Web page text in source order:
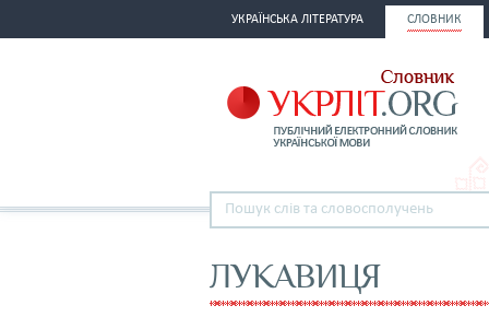
УКРАЇНСЬКА ЛІТЕРАТУРА СЛОВНИК
ЛУКАВИЦЯ